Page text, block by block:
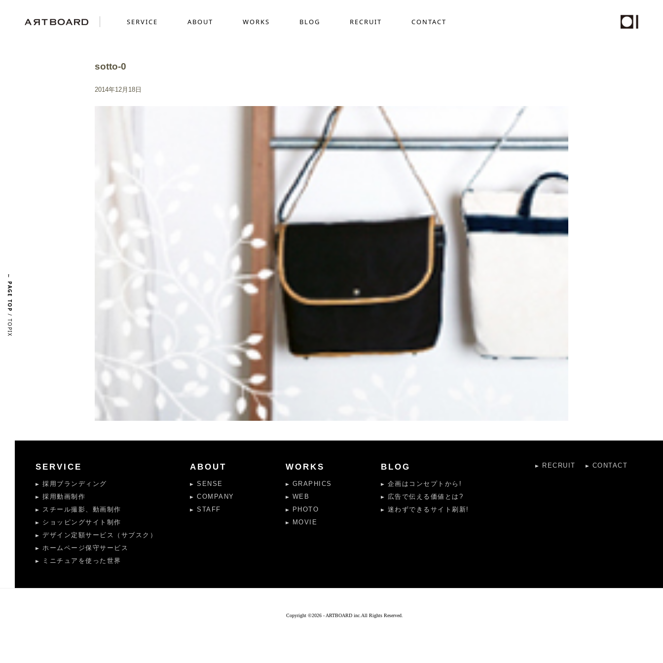
SERVICE
採用動画制作
デザイン定額サービス(サブスク) ホームページ保守サービス
ABOUT
COMPANY
WORKS
WEB
BLOG RECRUIT CONTACT
sotto-0
2014年12月18日
← PAGE TOP
/ TOPIX
SERVICE
採用ブランディング
採用動画制作
スチール撮影、動画制作
ショッピングサイト制作
デザイン定額サービス（サブスク）
ホームページ保守サービス
ミニチュアを使った世界
ABOUT
SENSE
COMPANY
STAFF
WORKS
GRAPHICS
WEB
PHOTO
MOVIE
BLOG
企画はコンセプトから!
広告で伝える価値とは?
迷わずできるサイト刷新!
RECRUIT CONTACT
Copyright ©2026 - ARTBOARD inc.All Rights Reserved.